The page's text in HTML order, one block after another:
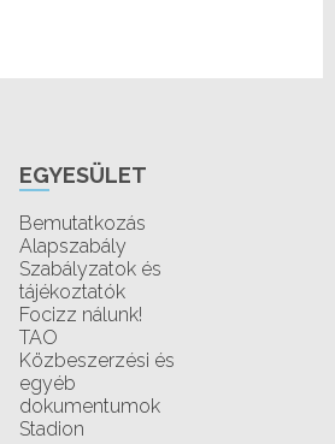
EGYESÜLET
Bemutatkozás
Alapszabály
Szabályzatok és
tájékoztatók
Focizz nálunk!
TAO
Közbeszerzési és
egyéb
dokumentumok
Stadion